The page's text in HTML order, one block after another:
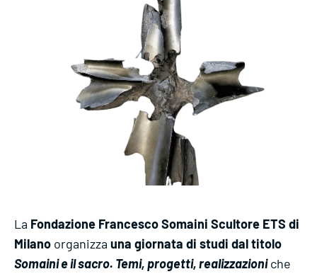
La Fondazione Francesco Somaini Scultore ETS di
Milano organizza una giornata di studi dal titolo
Somaini e il sacro. Temi, progetti, realizzazioniche